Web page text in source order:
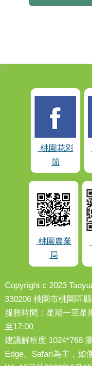
:::
桃園花彩
節
桃園農業
局
Copyright c 2023
330206 桃園市桃園區
服務時間：星期一至星
至17:00
建議解析度 1024*768
Edge、Safari為主，如